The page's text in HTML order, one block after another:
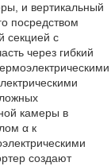
и вертикальный
посредством
секцией с
через гибкий
камеры в
α к
создают